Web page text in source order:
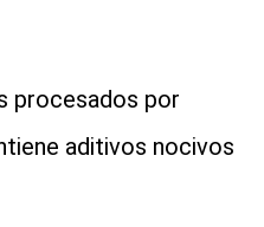
procesados por
aditivos nocivos